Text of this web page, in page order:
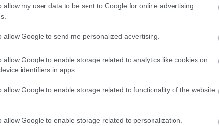
allow my user data to be sent to Google for online advertising
allow Google to send me personalized advertising.
allow Google to enable storage related to analytics like cookies on
identifiers in apps.
allow Google to enable storage related to functionality of the website
allow Google to enable storage related to personalization.
και οδηγήθηκαν την
Εισαγγελία, 14 κατηγορούμενοι. Οι
αρχηγού, λόγω ηλικίας,
του Ανακριτή .
με τους περιοριστικούς όρους της
και καταβολή εγγύησης 10.000 ευρώ